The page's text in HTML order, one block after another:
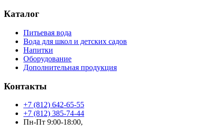
Каталог
Питьевая вода
Вода для школ и детских садов
Напитки
Оборудование
Дополнительная продукция
Контакты
+7 (812) 642-65-55
+7 (812) 385-74-44
Пн-Пт 9:00-18:00,